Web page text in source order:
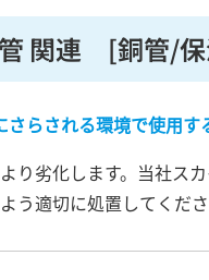
関連 [銅管/
さらされる環境で使用す
り劣化します。当社スカ
う適切に処置してくださ